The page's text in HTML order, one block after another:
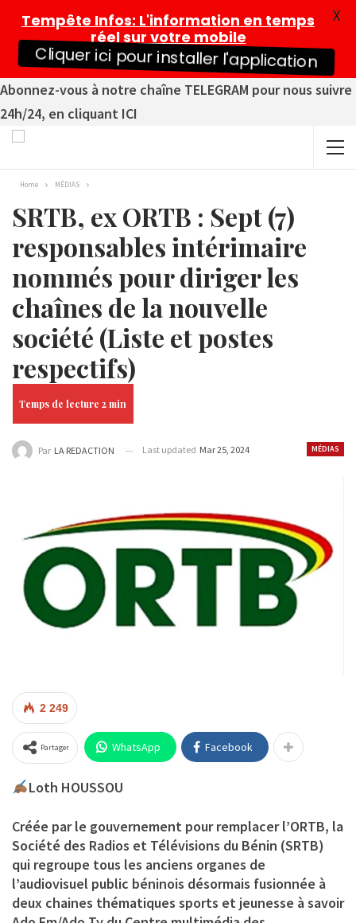
Abonnez-vous à notre chaîne TELEGRAM pour nous suivre
24h/24, en cliquant ICI
Home MÉDIAS
SRTB, ex ORTB : Sept (7)
responsables intérimaire
nommés pour diriger les
chaînes de la nouvelle
société (Liste et postes
respectifs)
MÉDIAS
Par LA REDACTION Last updated Mar 25, 2024
2 249
Partager WhatsApp Facebook
Loth HOUSSOU
Créée par le gouvernement pour remplacer l’ORTB, la
Société des Radios et Télévisions du Bénin (SRTB)
qui regroupe tous les anciens organes de
l’audiovisuel public béninois désormais fusionnée à
deux chaines thématiques sports et jeunesse à savoir
Tempête Infos: L'information en temps
réel sur votre mobile
Cliquer ici pour installer l'application
X